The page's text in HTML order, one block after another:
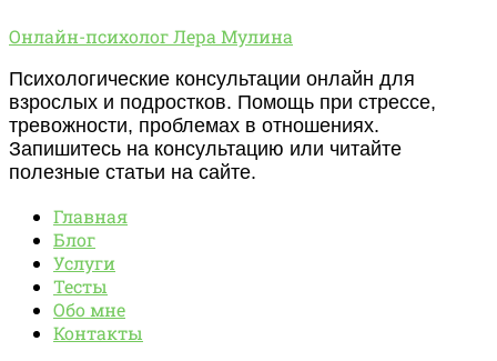
Онлайн-
Лера
Мулина
Онлайн-психолог Лера Мулина
Психологические консультации онлайн для
взрослых и подростков. Помощь при стрессе,
тревожности, проблемах в отношениях.
Запишитесь на консультацию или читайте
полезные статьи на сайте.
Главная
Блог
Услуги
Тесты
Обо мне
Контакты